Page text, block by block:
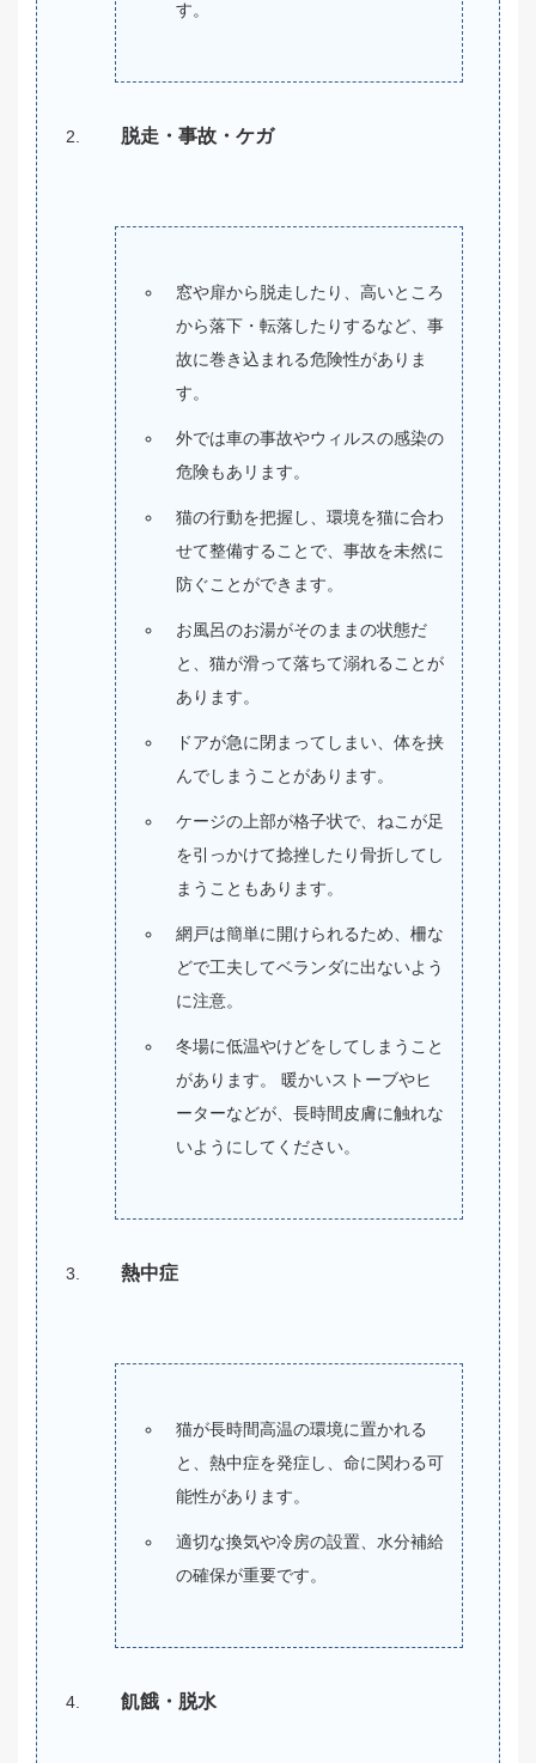
す。
脱走・事故・ケガ
窓や扉から脱走したり、高いところ
から落下・転落したりするなど、事
故に巻き込まれる危険性がありま
す。
外では車の事故やウィルスの感染の
危険もあリます。
猫の行動を把握し、環境を猫に合わ
せて整備することで、事故を未然に
防ぐことができます。
お風呂のお湯がそのままの状態だ
と、猫が滑って落ちて溺れることが
あります。
ドアが急に閉まってしまい、体を挟
んでしまうことがあります。
ケージの上部が格子状で、ねこが足
を引っかけて捻挫したり骨折してし
まうこともあります。
網戸は簡単に開けられるため、柵な
どで工夫してベランダに出ないよう
に注意。
冬場に低温やけどをしてしまうこと
があります。 暖かいストーブやヒ
ーターなどが、長時間皮膚に触れな
いようにしてください。
熱中症
猫が長時間高温の環境に置かれる
と、熱中症を発症し、命に関わる可
能性があります。
適切な換気や冷房の設置、水分補給
の確保が重要です。
飢餓・脱水